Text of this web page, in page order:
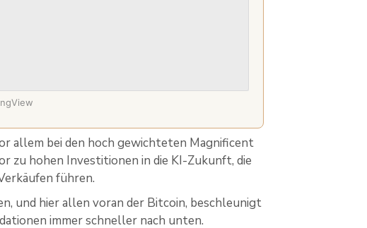
allem bei den hoch gewichteten Magnificent
zu hohen Investitionen in die KI-Zukunft, die
führen.
und hier allen voran der Bitcoin, beschleunigt
immer schneller nach unten.